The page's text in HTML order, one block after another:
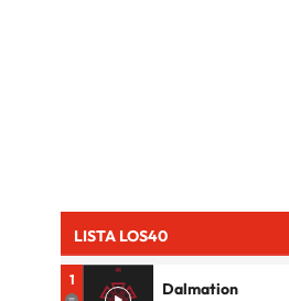
LISTA LOS40
1 Dalmation